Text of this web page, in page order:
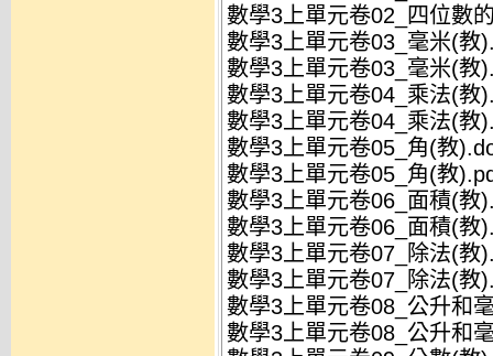
數學3上單元卷02_四位數
數學3上單元卷03_毫米(教
數學3上單元卷03_毫米(教
數學3上單元卷04_乘法(教
數學3上單元卷04_乘法(教
數學3上單元卷05_角(教
數學3上單元卷05_角(教
數學3上單元卷06_面積(教
數學3上單元卷06_面積(教
數學3上單元卷07_除法(教
數學3上單元卷07_除法(教
數學3上單元卷08_公升和
數學3上單元卷08_公升和